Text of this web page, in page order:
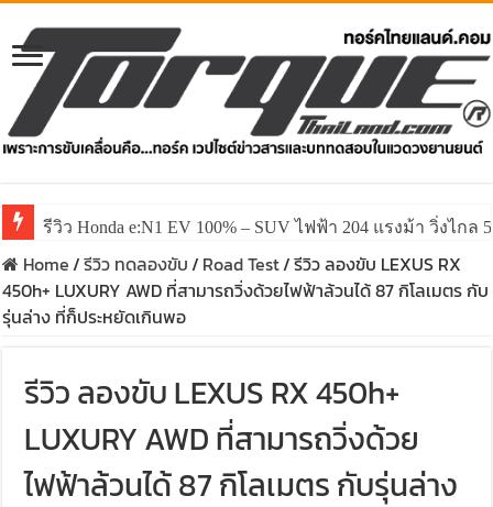
รีวิว ลองขับ All New GWM HAVAL H6 ปรับโฉมหน้าใหม่
Home/รีวิว ทดลองขับ/ Road Test/รีวิว ลองขับ LEXUS RX
450h+ LUXURY AWD ที่สามารถวิ่งด้วยไฟฟ้าล้วนได้ 87 กิโลเมตร กับ
รุ่นล่าง ที่ก็ประหยัดเกินพอ
รีวิว ลองขับ LEXUS RX 450h+
LUXURY AWD ที่สามารถวิ่งด้วย
ไฟฟ้าล้วนได้ 87 กิโลเมตร กับรุ่นล่าง